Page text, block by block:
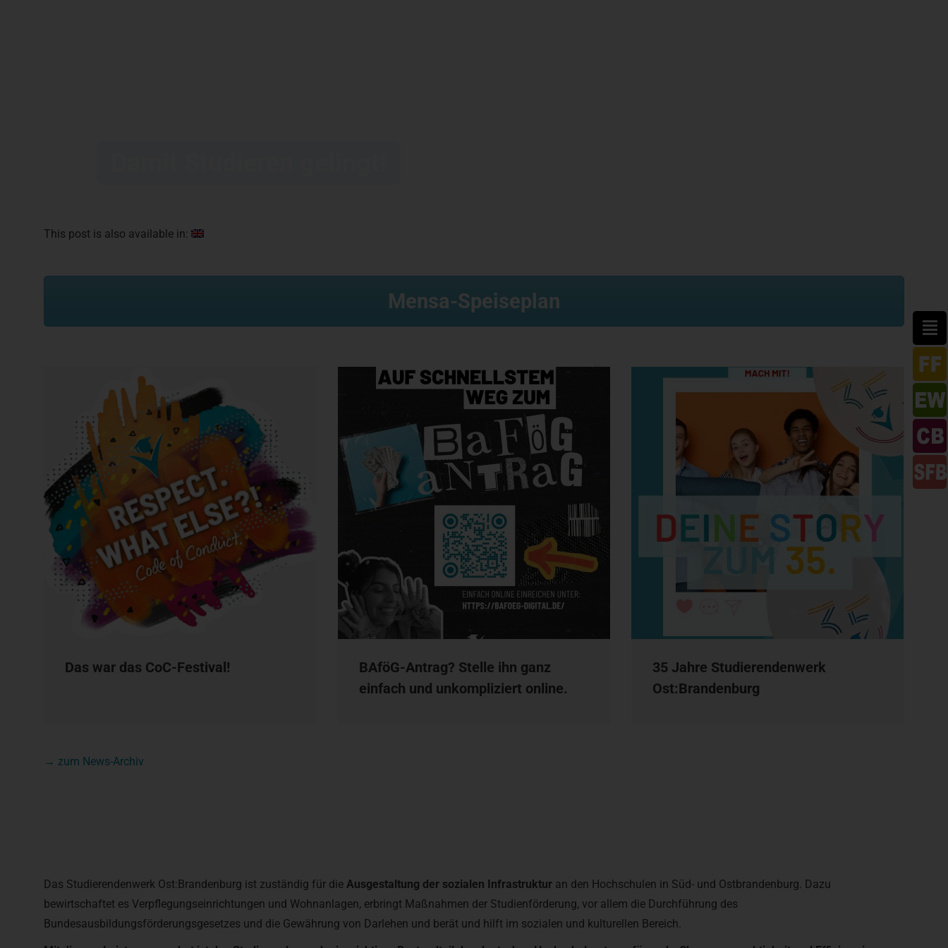
This post is also available in:
Mensa-Speiseplan
Das war das CoC-Festival!
BAföG-Antrag? Stelle ihn ganz
einfach und unkompliziert online.
35 Jahre Studierendenwerk
Ost:Brandenburg
→ zum News-Archiv
Das Studierendenwerk Ost:Brandenburg ist zuständig für die Ausgestaltung der sozialen Infrastruktur an den Hochschulen in Süd- und Ostbrandenburg. Dazu
bewirtschaftet es Verpflegungseinrichtungen und Wohnanlagen, erbringt Maßnahmen der Studienförderung, vor allem die Durchführung des
Bundesausbildungsförderungsgesetzes und die Gewährung von Darlehen und berät und hilft im sozialen und kulturellen Bereich.